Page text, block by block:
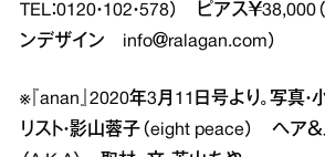
TEL：0120・102・578） ピアス￥38,000
ンデザイン info＠ralagan.com）
※『anan』2020年3月11日号より。写真
リスト・影山蓉子（eight peace） ヘア＆